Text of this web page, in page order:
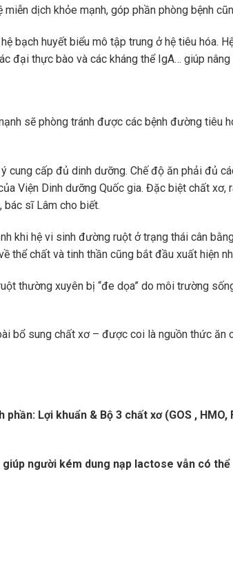
dịch khỏe mạnh, góp phần phòng bệnh
bạch huyết biểu mô tập trung ở hệ tiêu hóa.
đại thực bào và các kháng thể IgA… giúp
sẽ phòng tránh được các bệnh đường tiêu
cung cấp đủ dinh dưỡng. Chế độ ăn phải đủ
Viện Dinh dưỡng Quốc gia. Đặc biệt chất
bác sĩ Lâm cho biết.
khi hệ vi sinh đường ruột ở trạng thái cân
thể chất và tinh thần cũng bắt đầu xuất hiện
thường xuyên bị “đe dọa” do môi trường
bổ sung chất xơ – được coi là nguồn thức
Lợi khuẩn & Bộ 3 chất xơ (GOS ,
người kém dung nạp lactose vẫn có thể